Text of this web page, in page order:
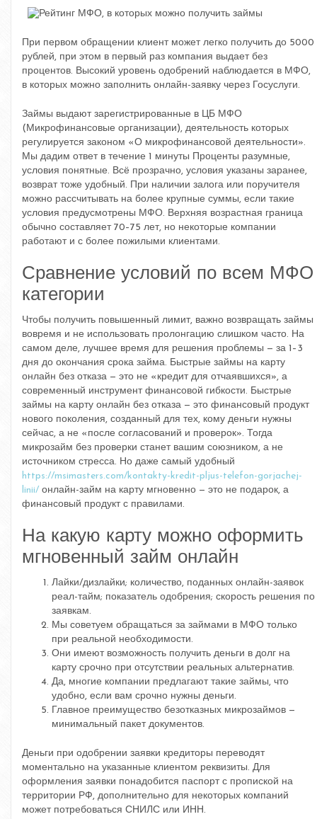
При первом обращении клиент может легко получить до 5000
рублей, при этом в первый раз компания выдает без
процентов. Высокий уровень одобрений наблюдается в МФО,
в которых можно заполнить онлайн-заявку через Госуслуги.
Займы выдают зарегистрированные в ЦБ МФО
(Микрофинансовые организации), деятельность которых
регулируется законом «О микрофинансовой деятельности».
Мы дадим ответ в течение 1 минуты Проценты разумные,
условия понятные. Всё прозрачно, условия указаны заранее,
возврат тоже удобный. При наличии залога или поручителя
можно рассчитывать на более крупные суммы, если такие
условия предусмотрены МФО. Верхняя возрастная граница
обычно составляет 70–75 лет, но некоторые компании
работают и с более пожилыми клиентами.
Сравнение условий по всем МФО
категории
Чтобы получить повышенный лимит, важно возвращать займы
вовремя и не использовать пролонгацию слишком часто. На
самом деле, лучшее время для решения проблемы — за 1–3
дня до окончания срока займа. Быстрые займы на карту
онлайн без отказа — это не «кредит для отчаявшихся», а
современный инструмент финансовой гибкости. Быстрые
займы на карту онлайн без отказа — это финансовый продукт
нового поколения, созданный для тех, кому деньги нужны
сейчас, а не «после согласований и проверок». Тогда
микрозайм без проверки станет вашим союзником, а не
источником стресса. Но даже самый удобный
https://msimasters.com/kontakty-kredit-pljus-telefon-gorjachej-
linii/ онлайн-займ на карту мгновенно — это не подарок, а
финансовый продукт с правилами.
На какую карту можно оформить
мгновенный займ онлайн
Лайки/дизлайки; количество, поданных онлайн-заявок
реал-тайм; показатель одобрения; скорость решения по
заявкам.
Мы советуем обращаться за займами в МФО только
при реальной необходимости.
Они имеют возможность получить деньги в долг на
карту срочно при отсутствии реальных альтернатив.
Да, многие компании предлагают такие займы, что
удобно, если вам срочно нужны деньги.
Главное преимущество безотказных микрозаймов —
минимальный пакет документов.
Деньги при одобрении заявки кредиторы переводят
моментально на указанные клиентом реквизиты. Для
оформления заявки понадобится паспорт с пропиской на
территории РФ, дополнительно для некоторых компаний
может потребоваться СНИЛС или ИНН.